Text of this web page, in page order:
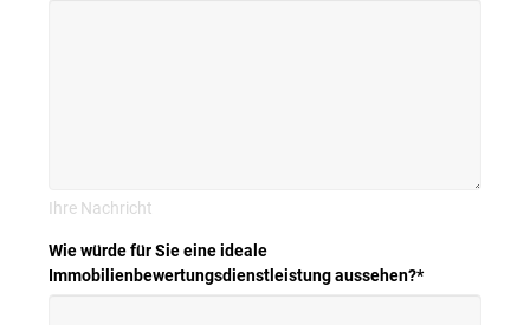
Ihre Nachricht
Wie würde für Sie eine ideale
Immobilienbewertungsdienstleistung aussehen?*